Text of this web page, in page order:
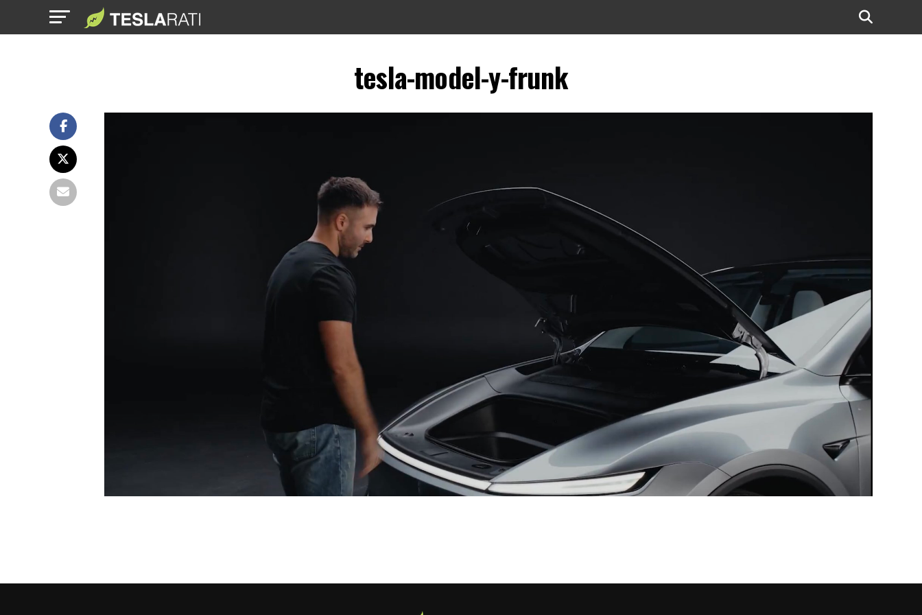
tesla-model-y-frunk